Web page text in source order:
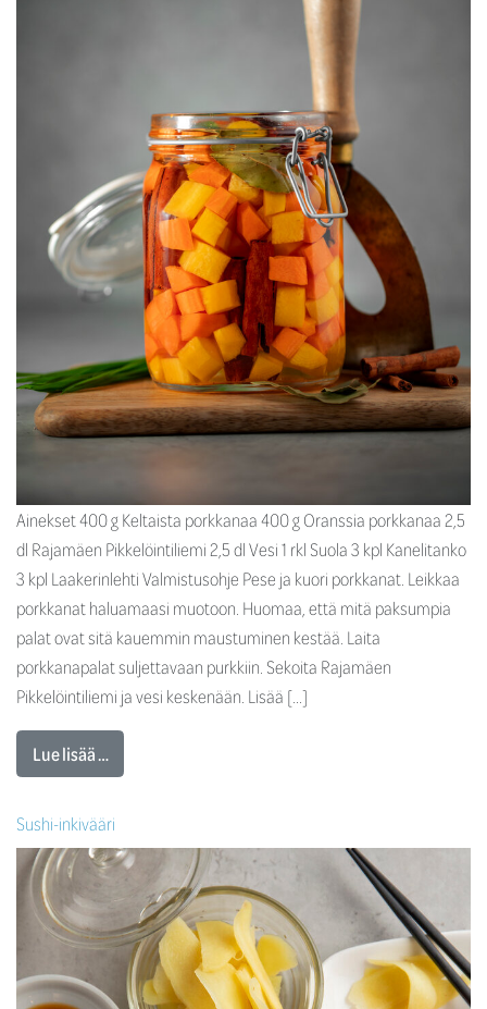
Ainekset 400 g Keltaista porkkanaa 400 g Oranssia porkkanaa 2,5
dl Rajamäen Pikkelöintiliemi 2,5 dl Vesi 1 rkl Suola 3 kpl Kanelitanko
3 kpl Laakerinlehti Valmistusohje Pese ja kuori porkkanat. Leikkaa
porkkanat haluamaasi muotoon. Huomaa, että mitä paksumpia
palat ovat sitä kauemmin maustuminen kestää. Laita
porkkanapalat suljettavaan purkkiin. Sekoita Rajamäen
Pikkelöintiliemi ja vesi keskenään. Lisää […]
Lue lisää …
Sushi-inkivääri